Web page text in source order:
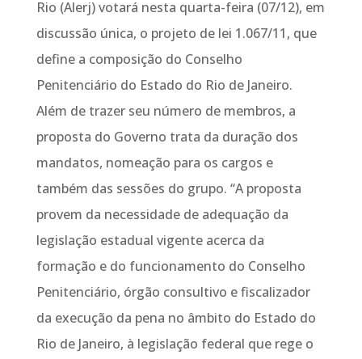
Rio (Alerj) votará nesta quarta-feira (07/12), em
discussão única, o projeto de lei 1.067/11, que
define a composição do Conselho
Penitenciário do Estado do Rio de Janeiro.
Além de trazer seu número de membros, a
proposta do Governo trata da duração dos
mandatos, nomeação para os cargos e
também das sessões do grupo. “A proposta
provem da necessidade de adequação da
legislação estadual vigente acerca da
formação e do funcionamento do Conselho
Penitenciário, órgão consultivo e fiscalizador
da execução da pena no âmbito do Estado do
Rio de Janeiro, à legislação federal que rege o